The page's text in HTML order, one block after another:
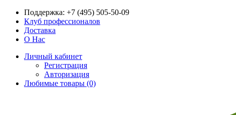
Поддержка: +7 (495) 505-50-09
Клуб профессионалов
Доставка
О Нас
Личный кабинет
Регистрация
Авторизация
Любимые товары (0)